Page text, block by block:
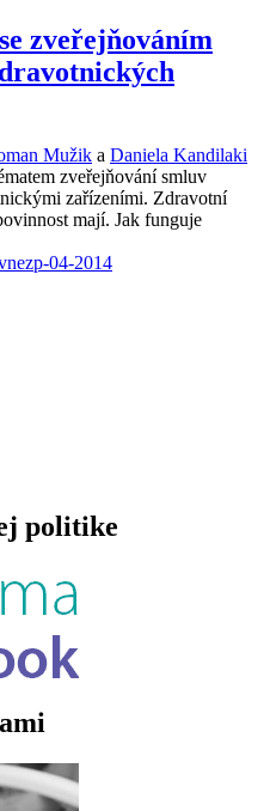
zveřejňováním
Mužik a Daniela Kandilaki
zveřejňování smluv
zařízeními. Zdravotní
mají. Jak funguje
zp-04-2014
politike